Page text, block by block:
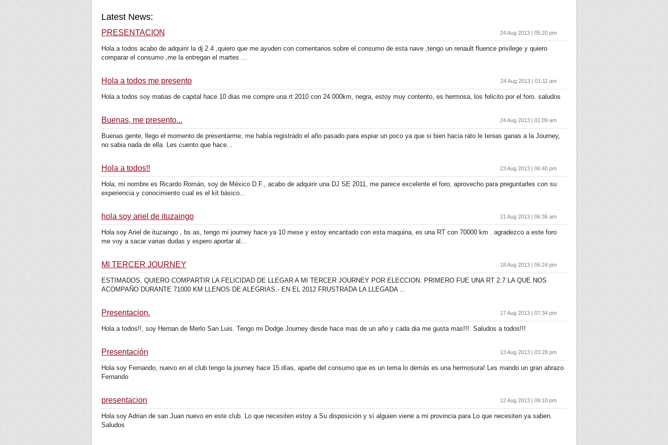
Latest News:
PRESENTACION 24 Aug 2013 | 05:20 pm
Hola a todos acabo de adquirir la dj 2.4 ,quiero que me ayuden con comentarios sobre el consumo de esta nave ,tengo un renault fluence privilege y quiero
comparar el consumo ,me la entregan el martes ...
Hola a todos me presento 24 Aug 2013 | 01:11 am
Hola a todos soy matias de capital hace 10 dias me compre una rt 2010 con 24.000km, negra, estoy muy contento, es hermosa, los felicito por el foro. saludos
Buenas, me presento... 24 Aug 2013 | 01:09 am
Buenas gente, llego el momento de presentarme, me había registrado el año pasado para espiar un poco ya que si bien hacia rato le tenias ganas a la Journey,
no sabia nada de ella. Les cuento que hace...
Hola a todos!! 23 Aug 2013 | 06:40 pm
Hola, mi nombre es Ricardo Román, soy de México D.F., acabo de adquirir una DJ SE 2011, me parece excelente el foro, aprovecho para preguntarles con su
experiencia y conocimiento cual es el kit básico...
hola soy ariel de ituzaingo 21 Aug 2013 | 06:36 am
Hola soy Ariel de ituzaingo , bs as, tengo mi journey hace ya 10 mese y estoy encantado con esta maquina, es una RT con 70000 km . agradezco a este foro
me voy a sacar varias dudas y espero aportar al...
MI TERCER JOURNEY 18 Aug 2013 | 06:24 pm
ESTIMADOS, QUIERO COMPARTIR LA FELICIDAD DE LLEGAR A MI TERCER JOURNEY POR ELECCION. PRIMERO FUE UNA RT 2.7 LA QUE NOS
ACOMPAÑO DURANTE 71000 KM LLENOS DE ALEGRIAS.- EN EL 2012 FRUSTRADA LA LLEGADA ...
Presentacion. 17 Aug 2013 | 07:34 pm
Hola a todos!!, soy Hernan de Merlo San Luis. Tengo mi Dodge Journey desde hace mas de un año y cada dia me gusta mas!!!. Saludos a todos!!!
Presentación 13 Aug 2013 | 03:28 pm
Hola soy Fernando, nuevo en el club tengo la journey hace 15 días, aparte del consumo que es un tema lo demás es una hermosura! Les mando un gran abrazo
Fernando
presentacion 12 Aug 2013 | 09:10 pm
Hola soy Adrian de san Juan nuevo en este club. Lo que necesiten estoy a Su disposición y sí alguien viene a mi provincia para Lo que necesiten ya saben.
Saludos